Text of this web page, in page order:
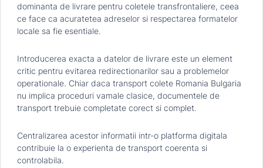
dominanta de livrare pentru coletele transfrontaliere, ceea
ce face ca acuratetea adreselor si respectarea formatelor
locale sa fie esentiale.
Introducerea exacta a datelor de livrare este un element
critic pentru evitarea redirectionarilor sau a problemelor
operationale. Chiar daca transport colete Romania Bulgaria
nu implica proceduri vamale clasice, documentele de
transport trebuie completate corect si complet.
Centralizarea acestor informatii intr-o platforma digitala
contribuie la o experienta de transport coerenta si
controlabila.